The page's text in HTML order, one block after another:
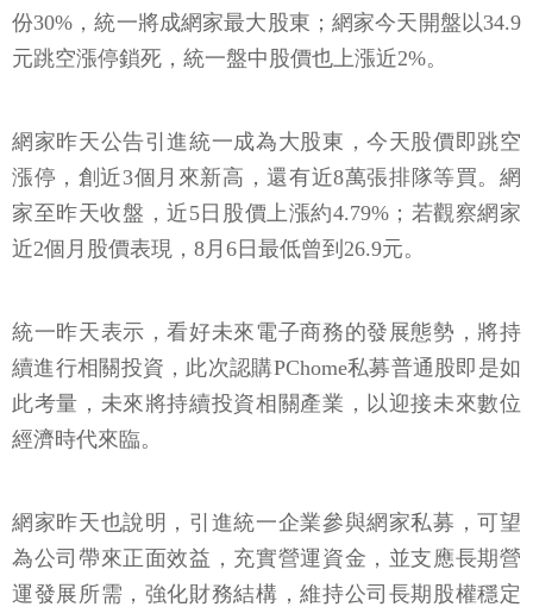
份30%，統一將成網家最大股東；網家今天開盤以34.9
元跳空漲停鎖死，統一盤中股價也上漲近2%。
網家昨天公告引進統一成為大股東，今天股價即跳空
漲停，創近3個月來新高，還有近8萬張排隊等買。網
家至昨天收盤，近5日股價上漲約4.79%；若觀察網家
近2個月股價表現，8月6日最低曾到26.9元。
統一昨天表示，看好未來電子商務的發展態勢，將持
續進行相關投資，此次認購PChome私募普通股即是如
此考量，未來將持續投資相關產業，以迎接未來數位
經濟時代來臨。
網家昨天也說明，引進統一企業參與網家私募，可望
為公司帶來正面效益，充實營運資金，並支應長期營
運發展所需，強化財務結構，維持公司長期股權穩定